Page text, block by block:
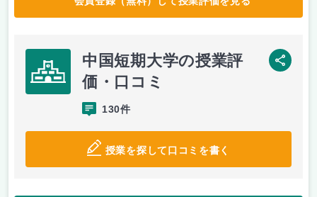
中国短期大学の授業評
価・口コミ
130件
授業を探して口コミを書く
SNS